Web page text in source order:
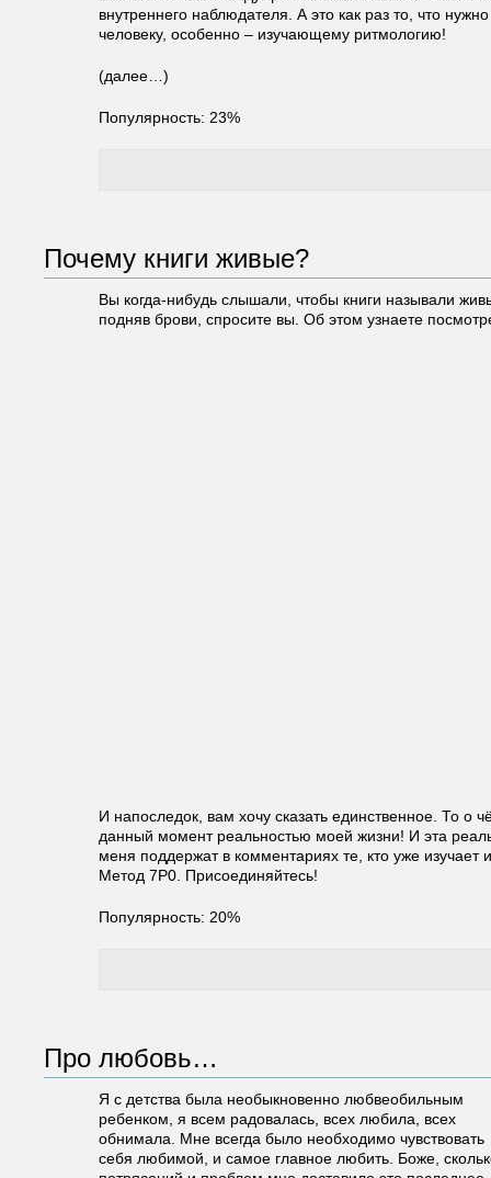
внутреннего наблюдателя. А это как раз то, что
человеку, особенно – изучающему ритмологию!
(далее…)
Популярность: 23%
Почему книги живые?
Вы когда-нибудь слышали, чтобы книги называли
подняв брови, спросите вы. Об этом узнаете
И напоследок, вам хочу сказать единственное. То о
данный момент реальностью моей жизни! И эта
меня поддержат в комментариях те, кто уже изучает
Метод 7Р0. Присоединяйтесь!
Популярность: 20%
Про любовь…
Я с детства была необыкновенно любвеобильным
ребенком, я всем радовалась, всех любила, всех
обнимала. Мне всегда было необходимо чувствовать
себя любимой, и самое главное любить. Боже,